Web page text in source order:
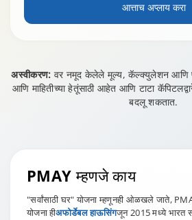
आत्ताच अप्लाय करा
अस्वीकरण: वर नमूद केलेले मूल्य, कॅल्क्युलेशन आणि
आणि माहितीच्या हेतूंसाठी आहेत आणि टाटा
बदलू शकतात.
PMAY म्हणजे काय
"सर्वांसाठी घर" योजना म्हणूनही ओळखले जाते,
योजना हीअफोर्डेबल हाऊसिंगजून 2015 मध्ये भारत